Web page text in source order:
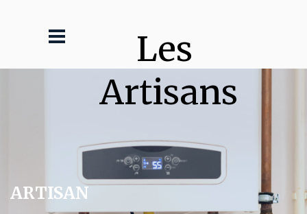
Les
Artisans
ARTISAN